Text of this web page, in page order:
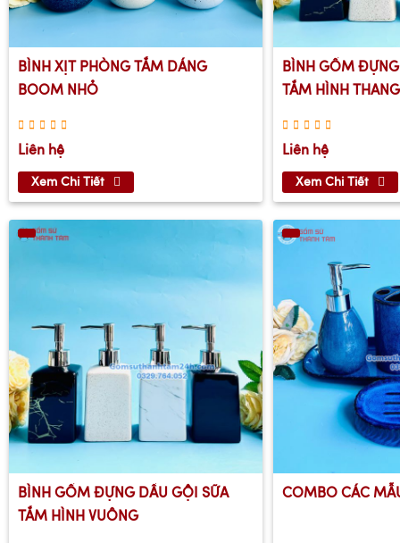
BÌNH XỊT PHÒNG TẮM DÁNG
BOOM NHỎ
Liên hệ
Xem Chi Tiết
BÌNH GỐM
TẮM HÌNH THANG
Liên hệ
Xem Chi Tiết
BÌNH GỐM ĐỰNG DẦU GỘI SỮA
TẮM HÌNH VUÔNG
COMBO CÁC